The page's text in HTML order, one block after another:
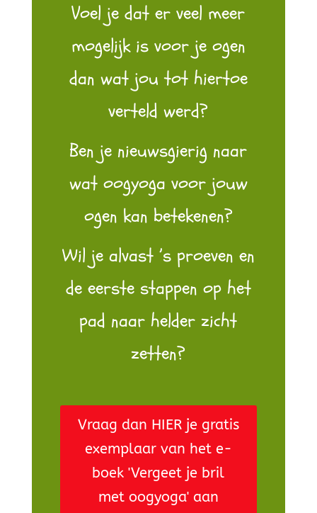
Voel je dat er veel meer
mogelijk is voor je ogen
dan wat jou tot hiertoe
verteld werd?
Ben je nieuwsgierig naar
wat oogyoga voor jouw
ogen kan betekenen?
Wil je alvast ’s proeven en
de eerste stappen op het
pad naar helder zicht
zetten?
Vraag dan HIER je gratis
exemplaar van het e-
boek 'Vergeet je bril
met oogyoga' aan